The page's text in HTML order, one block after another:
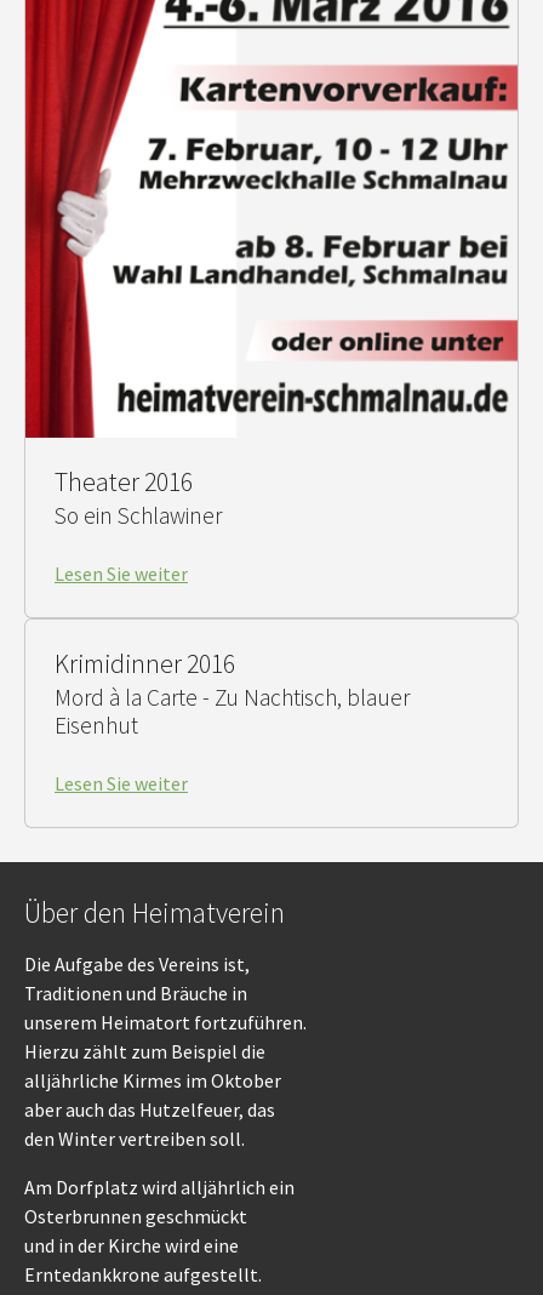
Theater 2016
So ein Schlawiner
Lesen Sie weiter
Krimidinner 2016
Mord à la Carte - Zu Nachtisch, blauer
Eisenhut
Lesen Sie weiter
Über den Heimatverein
Die Aufgabe des Vereins ist,
Traditionen und Bräuche in
unserem Heimatort fortzuführen.
Hierzu zählt zum Beispiel die
alljährliche Kirmes im Oktober
aber auch das Hutzelfeuer, das
den Winter vertreiben soll.
Am Dorfplatz wird alljährlich ein
Osterbrunnen geschmückt
und in der Kirche wird eine
Erntedankkrone aufgestellt.